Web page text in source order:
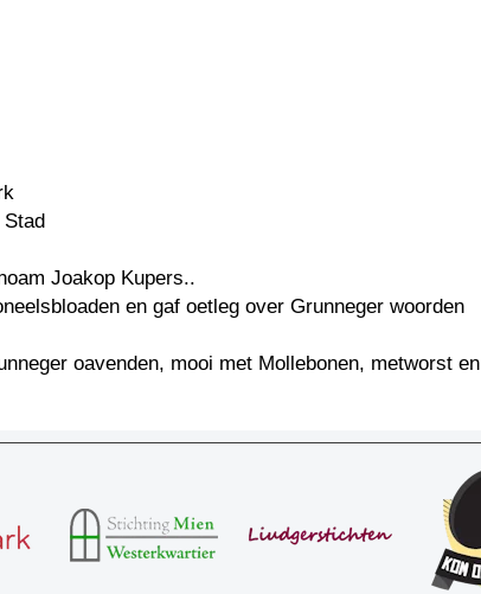
Joakop Kupers..
en gaf oetleg over Grunneger woorden
oavenden, mooi met Mollebonen, metworst en